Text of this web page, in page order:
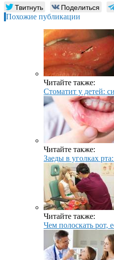
Твитнуть Поделиться
Похожие публикации
Читайте также:
Стоматит у детей:
Читайте также:
Заеды в уголках
Читайте также:
Чем полоскать рот,